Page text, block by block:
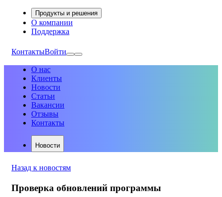
Продукты и решения
О компании
Поддержка
КонтактыВойти
О нас
Клиенты
Новости
Статьи
Вакансии
Отзывы
Контакты
Новости
Назад к новостям
Проверка обновлений программы